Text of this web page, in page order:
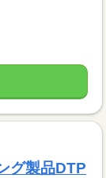
グ製品DTP